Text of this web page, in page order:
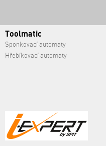
Toolmatic
Sponkovací automaty
Hřebíkovací automaty